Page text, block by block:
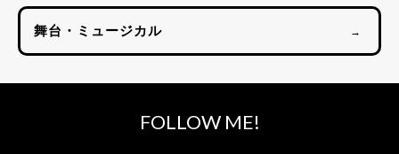
舞台・ミュージカル →
FOLLOW ME!